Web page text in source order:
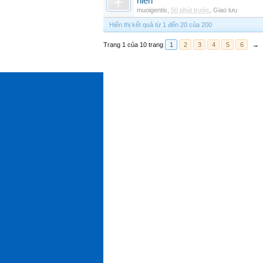
muoigentis 50 phút trước Giao lưu
Hiển thị kết quả từ 1 đến 20 của 200
Trang 1 của 10 trang 1 2 3 4 5 6 →